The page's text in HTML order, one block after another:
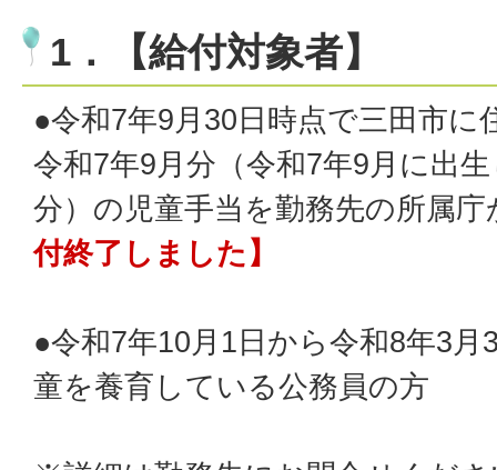
1．【給付対象者】
●令和7年9月30日時点で三田市に
令和7年9月分（令和7年9月に出
分）の児童手当を勤務先の所属
付終了しました】
●令和7年10月1日から令和8年3
童を養育している公務員の方